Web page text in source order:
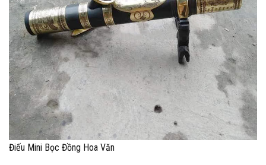
Điếu Mini Bọc Đồng Hoa Văn